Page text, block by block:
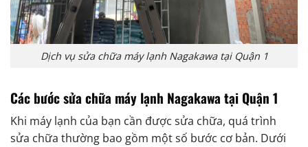
Dịch vụ sửa chữa máy lạnh Nagakawa tại Quận 1
Các bước sửa chữa máy lạnh Nagakawa tại Quận 1
Khi máy lạnh của bạn cần được sửa chữa, quá trình
sửa chữa thường bao gồm một số bước cơ bản. Dưới